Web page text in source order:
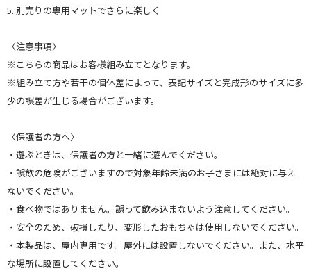
5..別売りの専用マットでさらに楽しく
〈注意事項〉
※こちらの商品はお客様組み立てとなります。
※組み立て方や若干の個体差によって、表記サイズと完成形のサイズに多
少の誤差が生じる場合がございます。
〈保護者の方へ〉
・遊ぶときは、保護者の方と一緒に遊んでください。
・誤飲の危険がございますので対象年齢未満のお子さまには絶対に与え
ないでください。
・食べ物ではありません。誤って飲み込まないよう注意してください。
・安全のため、破損したり、変形したおもちゃは使用しないでください。
・本製品は、屋内専用です。屋外には設置しないでください。また、水平
な場所に設置してください。